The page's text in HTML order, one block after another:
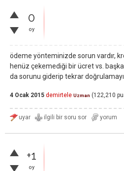
0
oy
ödeme yönteminizde sorun vardır,
henüz çekemediği bir ücret vs.
da sorunu giderip tekrar
4 Ocak 2015 demirtele Uzman (122,210
+1
oy